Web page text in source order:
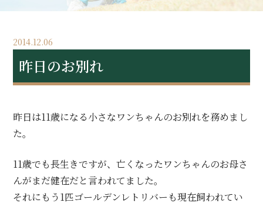
2014.12.06
昨日のお別れ
昨日は11歳になる小さなワンちゃんのお別れを務めまし
た。
11歳でも長生きですが、亡くなったワンちゃんのお母さ
んがまだ健在だと言われてました。
それにもう1匹ゴールデンレトリバーも現在飼われてい